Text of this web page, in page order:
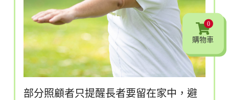
部分照顧者只提醒長者要留在家中，避
0
購物車